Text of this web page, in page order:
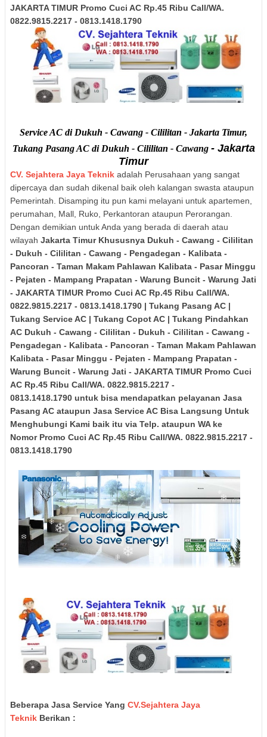
JAKARTA TIMUR Promo Cuci AC Rp.45 Ribu Call/WA.
0822.9815.2217 - 0813.1418.1790
Service AC di Dukuh - Cawang - Cililitan - Jakarta Timur,
Tukang Pasang AC di Dukuh - Cililitan - Cawang - Jakarta
Timur
CV. Sejahtera Jaya Teknik adalah Perusahaan yang sangat
dipercaya dan sudah dikenal baik oleh kalangan swasta ataupun
Pemerintah. Disamping itu pun kami melayani untuk apartemen,
perumahan, Mall, Ruko, Perkantoran ataupun Perorangan.
Dengan demikian untuk Anda yang berada di daerah atau
wilayah Jakarta Timur Khususnya Dukuh - Cawang - Cililitan
- Dukuh - Cililitan - Cawang - Pengadegan - Kalibata -
Pancoran - Taman Makam Pahlawan Kalibata - Pasar Minggu
- Pejaten - Mampang Prapatan - Warung Buncit - Warung Jati
- JAKARTA TIMUR Promo Cuci AC Rp.45 Ribu Call/WA.
0822.9815.2217 - 0813.1418.1790 | Tukang Pasang AC |
Tukang Service AC | Tukang Copot AC | Tukang Pindahkan
AC Dukuh - Cawang - Cililitan - Dukuh - Cililitan - Cawang -
Pengadegan - Kalibata - Pancoran - Taman Makam Pahlawan
Kalibata - Pasar Minggu - Pejaten - Mampang Prapatan -
Warung Buncit - Warung Jati - JAKARTA TIMUR Promo Cuci
AC Rp.45 Ribu Call/WA. 0822.9815.2217 -
0813.1418.1790 untuk bisa mendapatkan pelayanan Jasa
Pasang AC ataupun Jasa Service AC Bisa Langsung Untuk
Menghubungi Kami baik itu via Telp. ataupun WA ke
Nomor Promo Cuci AC Rp.45 Ribu Call/WA. 0822.9815.2217 -
0813.1418.1790
Beberapa Jasa Service Yang CV.Sejahtera Jaya
Teknik Berikan :